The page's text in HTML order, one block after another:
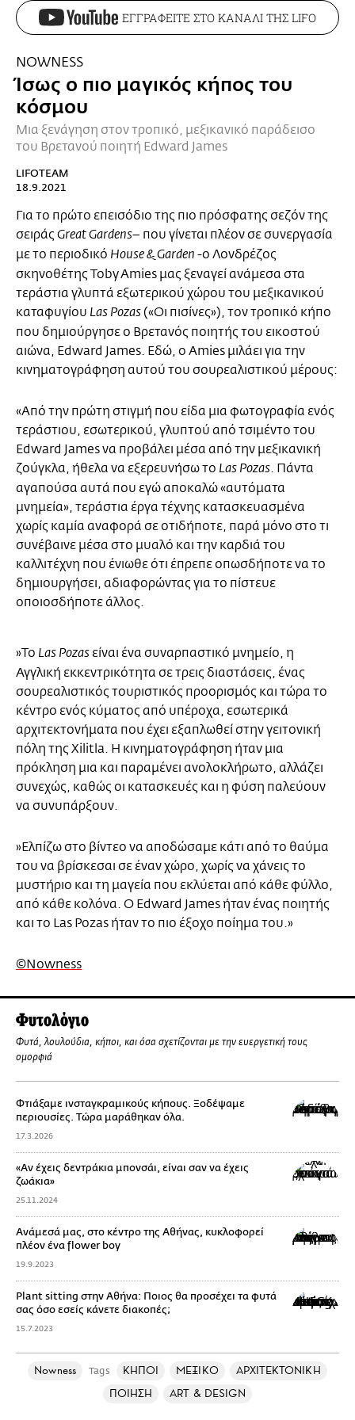
ΕΓΓΡΑΦΕΙΤΕ ΣΤΟ ΚΑΝΑΛΙ ΤΗΣ LIFO
NOWNESS
Ίσως ο πιο μαγικός κήπος του
κόσμου
Μια ξενάγηση στον τροπικό, μεξικανικό παράδεισο
του Βρετανού ποιητή Edward James
LIFOTEAM
18.9.2021
Για το πρώτο επεισόδιο της πιο πρόσφατης σεζόν της
σειράςGreat Gardens– που γίνεται πλέον σε συνεργασία
με το περιοδικό House & Garden -ο Λονδρέζος
σκηνοθέτης Toby Amies μας ξεναγεί ανάμεσα στα
τεράστια γλυπτά εξωτερικού χώρου του μεξικανικού
καταφυγίου Las Pozas («Οι πισίνες»), τον τροπικό κήπο
που δημιούργησε ο Βρετανός ποιητής του εικοστού
αιώνα, Edward James. Εδώ, ο Amies μιλάει για την
κινηματογράφηση αυτού του σουρεαλιστικού μέρους:
«Από την πρώτη στιγμή που είδα μια φωτογραφία ενός
τεράστιου, εσωτερικού, γλυπτού από τσιμέντο του
Edward James να προβάλει μέσα από την μεξικανική
ζούγκλα, ήθελα να εξερευνήσω το Las Pozas. Πάντα
αγαπούσα αυτά που εγώ αποκαλώ «αυτόματα
μνημεία», τεράστια έργα τέχνης κατασκευασμένα
χωρίς καμία αναφορά σε οτιδήποτε, παρά μόνο στο τι
συνέβαινε μέσα στο μυαλό και την καρδιά του
καλλιτέχνη που ένιωθε ότι έπρεπε οπωσδήποτε να το
δημιουργήσει, αδιαφορώντας για το πίστευε
οποιοσδήποτε άλλος.
»Το Las Pozasείναι ένα συναρπαστικό μνημείο, η
Αγγλική εκκεντρικότητα σε τρεις διαστάσεις, ένας
σουρεαλιστικός τουριστικός προορισμός και τώρα το
κέντρο ενός κύματος από υπέροχα, εσωτερικά
αρχιτεκτονήματα που έχει εξαπλωθεί στην γειτονική
πόλη της Xilitla. Η κινηματογράφηση ήταν μια
πρόκληση μια και παραμένει ανολοκλήρωτο, αλλάζει
συνεχώς, καθώς οι κατασκευές και η φύση παλεύουν
να συνυπάρξουν.
»Ελπίζω στο βίντεο να αποδώσαμε κάτι από το θαύμα
του να βρίσκεσαι σε έναν χώρο, χωρίς να χάνεις το
μυστήριο και τη μαγεία που εκλύεται από κάθε φύλλο,
από κάθε κολόνα. Ο Edward James ήταν ένας ποιητής
και το Las Pozas ήταν το πιο έξοχο ποίημα του.»
©Nowness
Φυτολόγιο
Φυτά, λουλούδια, κήποι, και όσα σχετίζονται με την ευεργετική τους
ομορφιά
Φτιάξαμε ινσταγκραμικούς κήπους. Ξοδέψαμε
περιουσίες. Τώρα μαράθηκαν όλα.
17.3.2026
«Αν έχεις δεντράκια μπονσάι, είναι σαν να έχεις
ζωάκια»
25.11.2024
Ανάμεσά μας, στο κέντρο της Αθήνας, κυκλοφορεί
πλέον ένα flower boy
19.9.2023
Plant sitting στην Αθήνα: Ποιος θα προσέχει τα φυτά
σας όσο εσείς κάνετε διακοπές;
15.7.2023
Nowness Tags ΚΗΠΟΙ ΜΕΞΙΚΟ
ΑΡΧΙΤΕΚΤΟΝΙΚΗ
ΠΟΙΗΣΗ
ART & DESIGN